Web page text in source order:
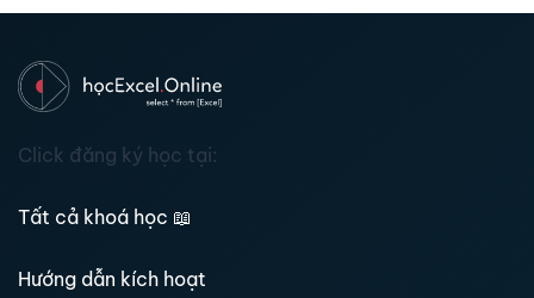
Click đăng ký học tại:
Tất cả khoá học 📖
Hướng dẫn kích hoạt